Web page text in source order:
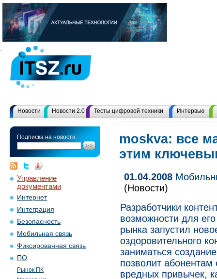
Новости Новости 2.0 Тесты цифровой техники Интервью
Подписка на новости:
Управление
документами
Интернет
Интеграция
Безопасность
Мобильная связь
Фиксированная связь
ПО
Рынок ПК
moskva: все
этим
01.04.2008
(Новости)
Разработчики
возможности для
рынка запустил
оздоровительного
заниматься
позволит абонентам
вредных привычек,